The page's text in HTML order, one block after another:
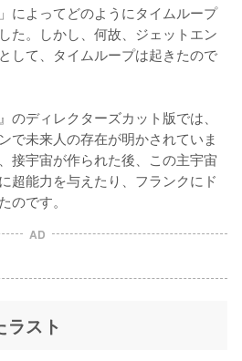
によってどのようにタイムループ
た。しかし、何故、ジェットエン
して、タイムループは起きたので
のディレクターズカット版では、
で未来人の存在が明かされていま
接宇宙が作られた後、この主宇宙
超能力を与えたり、フランクにド
のです。
AD
ラスト